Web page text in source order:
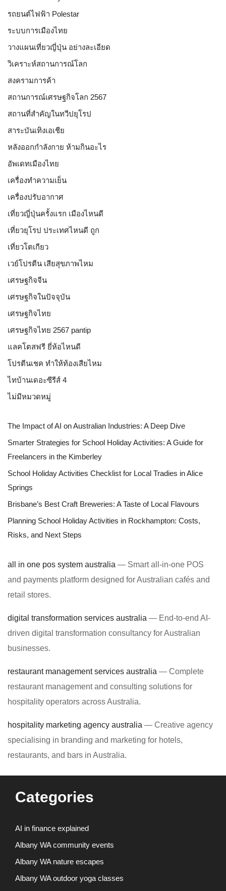
รถยนต์ไฟฟ้า Polestar
ระบบการเมืองไทย
วางแผนเที่ยวญี่ปุ่น อย่างละเอียด
วิเคราะห์สถานการณ์โลก
สงครามการค้า
สถานการณ์เศรษฐกิจโลก 2567
สถานที่สำคัญในทวีปยุโรป
สาระบันเทิงเอเชีย
หลังออกกําลังกาย ห้ามกินอะไร
อัพเดทเมืองไทย
เครื่องทำความเย็น
เครื่องปรับอากาศ
เที่ยวญี่ปุ่นครั้งแรก เมืองไหนดี
เที่ยวยุโรป ประเทศไหนดี ถูก
เที่ยวโตเกียว
เวย์โปรตีน เสียสุขภาพไหม
เศรษฐกิจจีน
เศรษฐกิจในปัจจุบัน
เศรษฐกิจไทย
เศรษฐกิจไทย 2567 pantip
แลคโตสฟรี ยี่ห้อไหนดี
โปรตีนเชค ทำให้ท้องเสียไหม
ไทบ้านเดอะซีรีส์ 4
ไม่มีหมวดหมู่
The Impact of AI on Australian Industries: A Deep Dive
Smarter Strategies for School Holiday Activities: A Guide for
Freelancers in the Kimberley
School Holiday Activities Checklist for Local Tradies in Alice
Springs
Brisbane’s Best Craft Breweries: A Taste of Local Flavours
Planning School Holiday Activities in Rockhampton: Costs,
Risks, and Next Steps
all in one pos system australia — Smart all-in-one POS
and payments platform designed for Australian cafés and
retail stores.
digital transformation services australia — End-to-end AI-
driven digital transformation consultancy for Australian
businesses.
restaurant management services australia — Complete
restaurant management and consulting solutions for
hospitality operators across Australia.
hospitality marketing agency australia — Creative agency
specialising in branding and marketing for hotels,
restaurants, and bars in Australia.
Categories
AI in finance explained
Albany WA community events
Albany WA nature escapes
Albany WA outdoor yoga classes